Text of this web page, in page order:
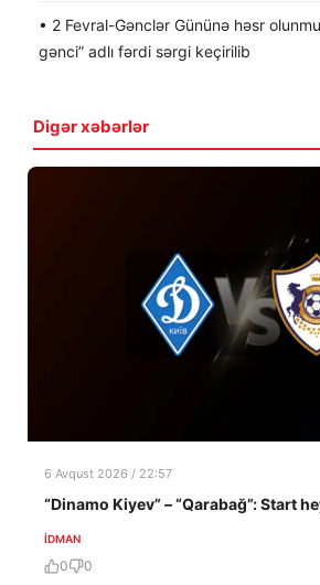
• 2 Fevral-Gənclər Gününə həsr
gənci” adlı fərdi sərgi keçirilib
Digər xəbərlər
6 Avqust 2026 / 22:57
“Dinamo Kiyev” – “Qarabağ”: Start
İDMAN
0 0